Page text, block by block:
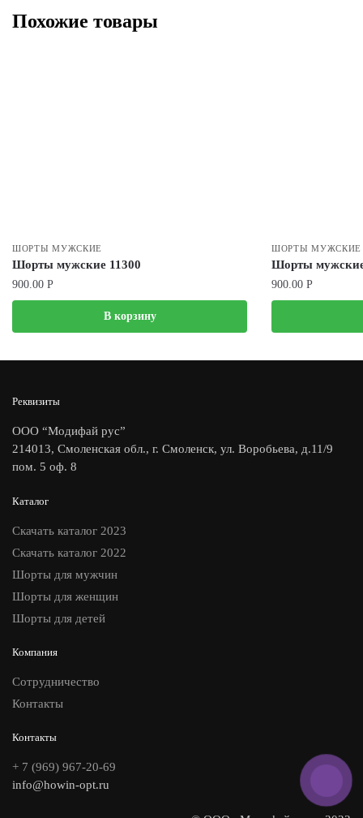
Похожие товары
ШОРТЫ МУЖСКИЕ
Шорты мужские 11300
900.00 Р
В корзину
ШОРТЫ МУЖСКИЕ
Шорты
900.00 Р
Реквизиты
ООО “Модифай рус”
214013, Смоленская обл., г. Смоленск, ул. Воробьева, д.11/9
пом. 5 оф. 8
Каталог
Скачать каталог 2023
Скачать каталог 2022
Шорты для мужчин
Шорты для женщин
Шорты для детей
Компания
Сотрудничество
Контакты
Контакты
+ 7 (969) 967-20-69
info@howin-opt.ru